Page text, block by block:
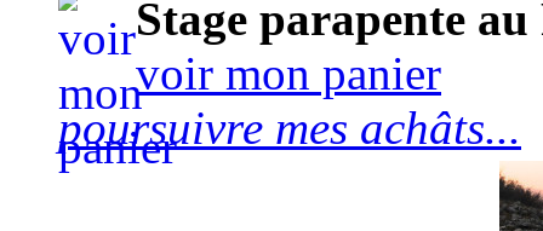
Stage parapente
voir mon panier
poursuivre mes achâts...